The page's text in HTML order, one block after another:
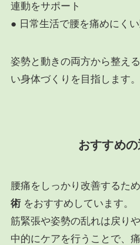
連動をサポート
● 日常生活で腰を痛めにく
姿勢と動きの両方から整え
い身体づくりを目指します。
おすすめ
腰痛をしっかり改善するた
術をおすすめしています。
筋緊張や姿勢の乱れは戻り
中的にケアを行うことで、